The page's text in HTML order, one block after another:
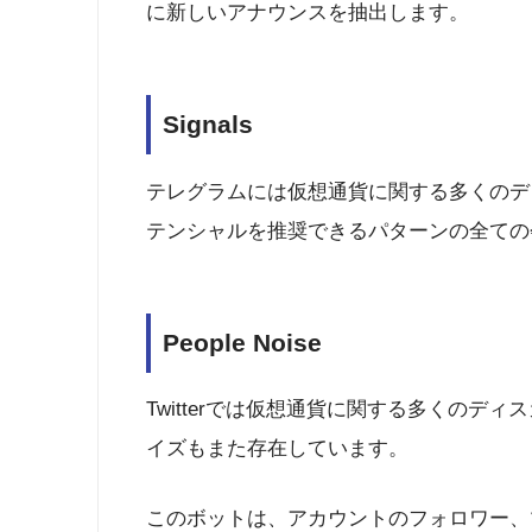
に新しいアナウンスを抽出します。
Signals
テレグラムには仮想通貨に関する多くの
テンシャルを推奨できるパターンの全て
People Noise
Twitterでは仮想通貨に関する多くのディ
イズもまた存在しています。
このボットは、アカウントのフォロワー